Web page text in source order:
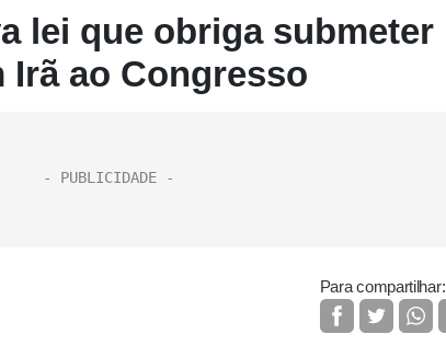
lei que obriga submeter
ao Congresso
Para compartilhar: